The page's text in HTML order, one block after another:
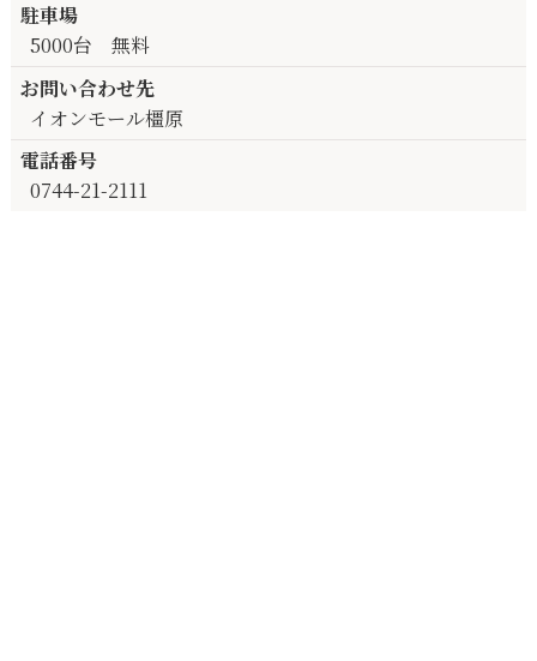
駐車場
5000台 無料
お問い合わせ先
イオンモール橿原
電話番号
0744-21-2111